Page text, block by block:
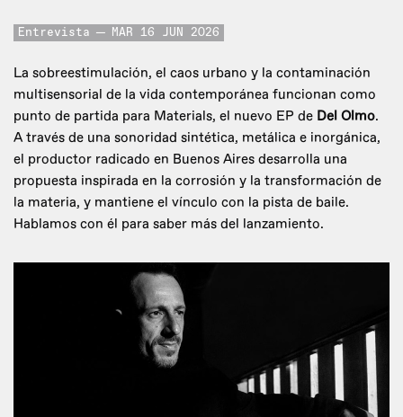
Entrevista MAR 16 JUN 2026
La sobreestimulación, el caos urbano y la contaminación
multisensorial de la vida contemporánea funcionan como
punto de partida para Materials, el nuevo EP de Del Olmo.
A través de una sonoridad sintética, metálica e inorgánica,
el productor radicado en Buenos Aires desarrolla una
propuesta inspirada en la corrosión y la transformación de
la materia, y mantiene el vínculo con la pista de baile.
Hablamos con él para saber más del lanzamiento.